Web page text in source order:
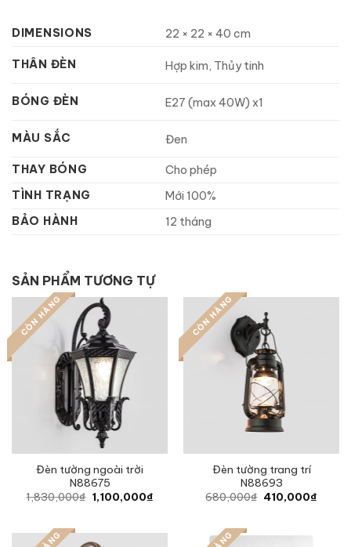
DIMENSIONS 22 × 22 × 40 cm
THÂN ĐÈN Hợp kim, Thủy tinh
BÓNG ĐÈN E27 (max 40W) x1
MÀU SẮC Đen
THAY BÓNG
Cho phép
TÌNH TRẠNG
Mới 100%
BẢO HÀNH
12 tháng
SẢN PHẨM TƯƠNG TỰ
CÒN HÀNG
Đèn tường ngoài trời
N88675
1,830,000₫ Original
price
1,100,000₫Current
CÒN HÀNG
Đèn tường trang trí
N88693
680,000₫ Original
price
410,000₫